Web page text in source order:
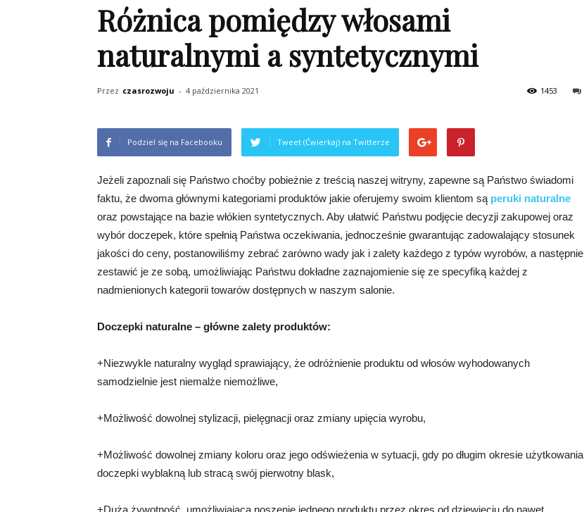
Różnica pomiędzy włosami
naturalnymi a syntetycznymi
Przez czasrozwoju - 4 października 2021 1453
Podziel się na Facebooku Tweet (Ćwierkaj) na Twitterze
Jeżeli zapoznali się Państwo choćby pobieżnie z treścią naszej witryny, zapewne są Państwo świadomi
faktu, że dwoma głównymi kategoriami produktów jakie oferujemy swoim klientom są peruki naturalne
oraz powstające na bazie włókien syntetycznych. Aby ułatwić Państwu podjęcie decyzji zakupowej oraz
wybór doczepek, które spełnią Państwa oczekiwania, jednocześnie gwarantując zadowalający stosunek
jakości do ceny, postanowiliśmy zebrać zarówno wady jak i zalety każdego z typów wyrobów, a następnie
zestawić je ze sobą, umożliwiając Państwu dokładne zaznajomienie się ze specyfiką każdej z
nadmienionych kategorii towarów dostępnych w naszym salonie.
Doczepki naturalne – główne zalety produktów:
+Niezwykle naturalny wygląd sprawiający, że odróżnienie produktu od włosów wyhodowanych
samodzielnie jest niemalże niemożliwe,
+Możliwość dowolnej stylizacji, pielęgnacji oraz zmiany upięcia wyrobu,
+Możliwość dowolnej zmiany koloru oraz jego odświeżenia w sytuacji, gdy po długim okresie użytkowania
doczepki wyblakną lub stracą swój pierwotny blask,
+Duża żywotność, umożliwiająca noszenie jednego produktu przez okres od dziewięciu do nawet